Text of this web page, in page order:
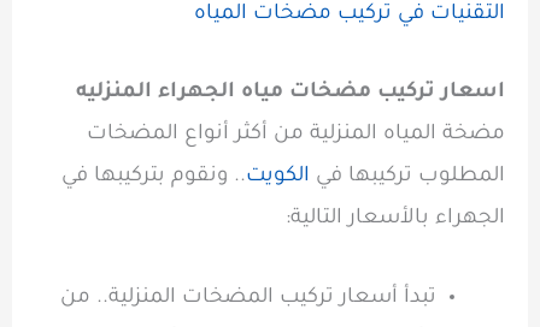
التقنيات في تركيب مضخات المياه
اسعار تركيب مضخات مياه الجهراء المنزليه
مضخة المياه المنزلية من أكثر أنواع المضخات
المطلوب تركيبها في الكويت.. ونقوم بتركيبها في
الجهراء بالأسعار التالية:
تبدأ أسعار تركيب المضخات المنزلية.. من